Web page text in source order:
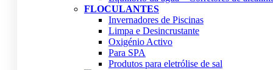
FLOCULANTES
Invernadores de Piscinas
Limpa e Desincrustante
Oxigénio Activo
Para SPA
Produtos para eletrólise de sal